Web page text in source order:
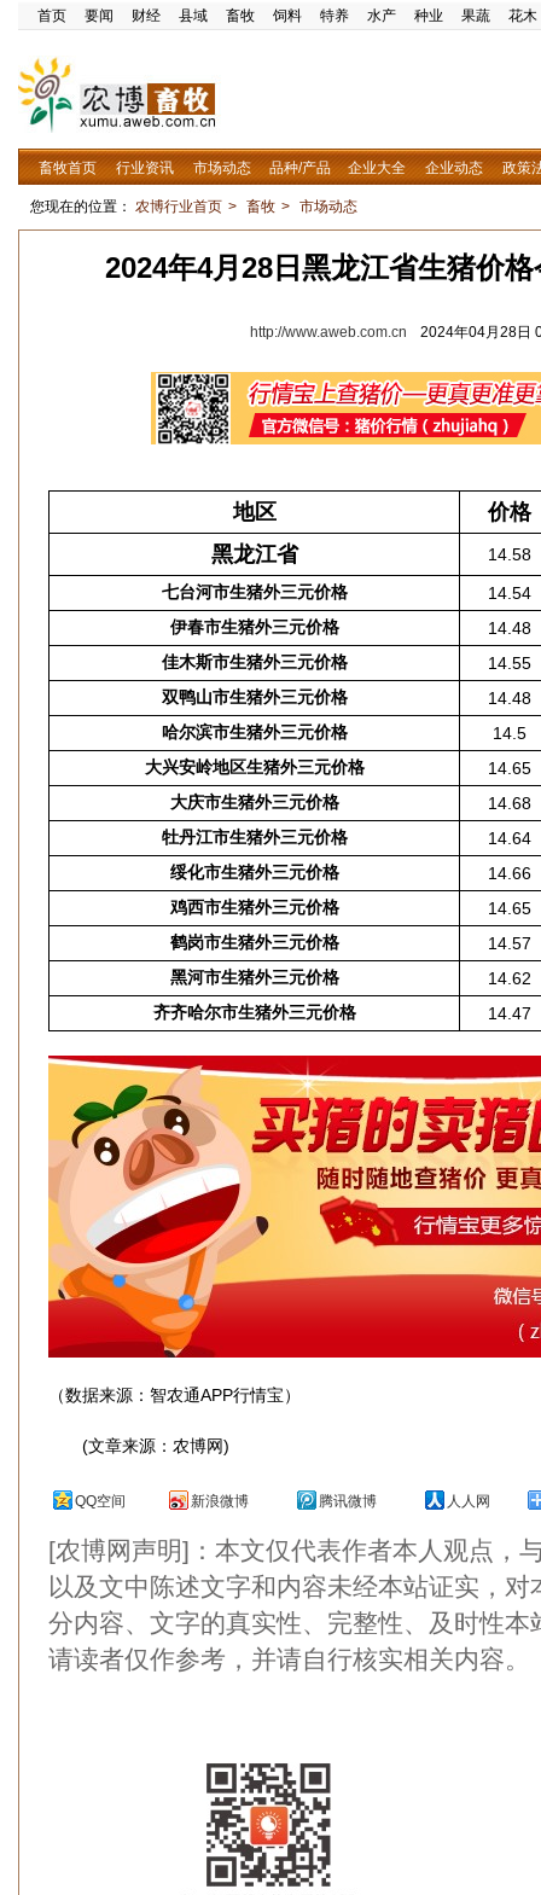
首页 要闻 财经 县域 畜牧 饲料 特养 水产 种业 果蔬 花木
畜牧首页 行业资讯 市场动态 品种/产品 企业大全 企业动态 政策
您现在的位置： 农博行业首页 > 畜牧 > 市场动态
2024年4月28日黑龙江省生猪价
http://www.aweb.com.cn 2024年04月28日
地区
价格
黑龙江省
14.58
七台河市生猪外三元价格
14.54
伊春市生猪外三元价格
14.48
佳木斯市生猪外三元价格
14.55
双鸭山市生猪外三元价格
14.48
哈尔滨市生猪外三元价格
14.5
大兴安岭地区生猪外三元价格
14.65
大庆市生猪外三元价格
14.68
牡丹江市生猪外三元价格
14.64
绥化市生猪外三元价格
14.66
鸡西市生猪外三元价格
14.65
鹤岗市生猪外三元价格
14.57
黑河市生猪外三元价格
14.62
齐齐哈尔市生猪外三元价格
14.47
（数据来源：智农通APP行情宝）
(文章来源：农博网)
QQ空间 新浪微博 腾讯微博 人人网
[农博网声明]：本文仅代表作者本人观点，
以及文中陈述文字和内容未经本站证实，
分内容、文字的真实性、完整性、及时性
请读者仅作参考，并请自行核实相关内容。